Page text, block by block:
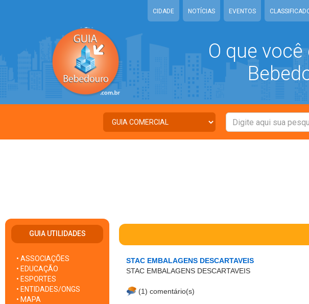
CIDADE NOTÍCIAS EVENTOS
O que
GUIA UTILIDADES
• ASSOCIAÇÕES
• EDUCAÇÃO
• ESPORTES
• ENTIDADES/ONGS
• MAPA
STAC EMBALAGENS DESCARTAVEIS
STAC EMBALAGENS DESCARTAVEIS
(1) comentário(s)